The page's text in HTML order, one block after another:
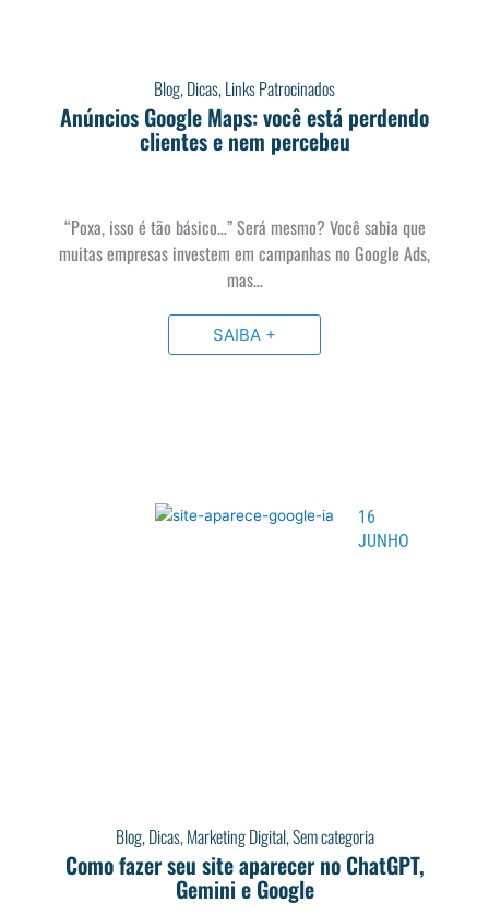
Blog,Dicas,Links Patrocinados
Anúncios Google Maps: você está perdendo
clientes e nem percebeu
“Poxa, isso é tão básico…” Será mesmo? Você sabia que
muitas empresas investem em campanhas no Google Ads,
mas…
SAIBA +
Blog,Dicas,Marketing Digital,Sem categoria
Como fazer seu site aparecer no ChatGPT,
Gemini e Google
16
JUNHO